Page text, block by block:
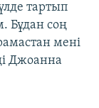
тартып
Бұдан соң
мені
Джоанна